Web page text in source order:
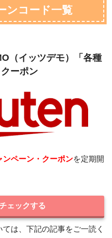
ンコード一覧
（イッツデモ）「各種
ーポン
ンペーン・クーポンを定期開
ェックする
ては、下記の記事をご一読く